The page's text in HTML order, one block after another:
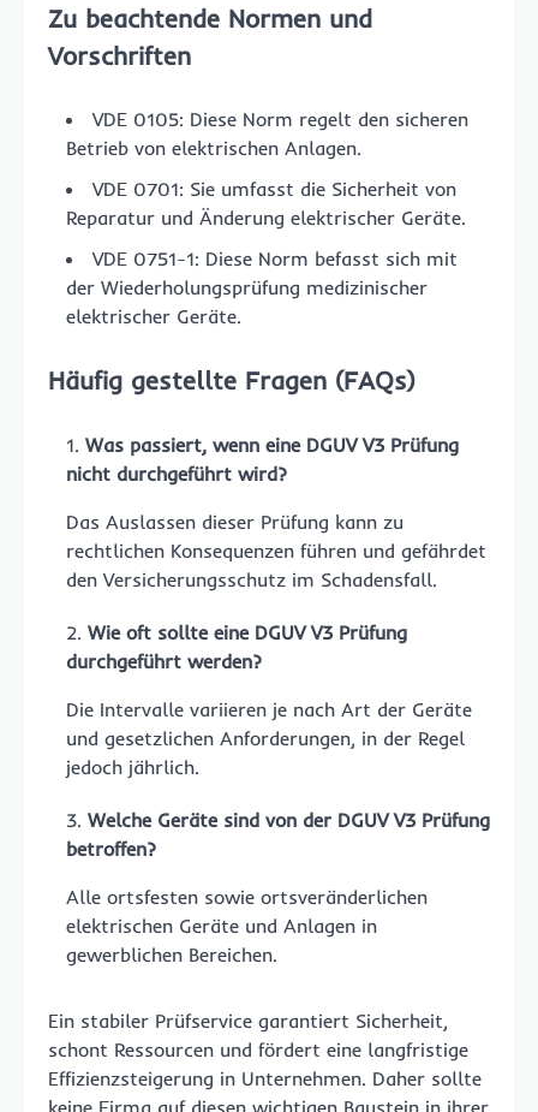
Zu beachtende Normen und
Vorschriften
VDE 0105: Diese Norm regelt den sicheren
Betrieb von elektrischen Anlagen.
VDE 0701: Sie umfasst die Sicherheit von
Reparatur und Änderung elektrischer Geräte.
VDE 0751-1: Diese Norm befasst sich mit
der Wiederholungsprüfung medizinischer
elektrischer Geräte.
Häufig gestellte Fragen (FAQs)
Was passiert, wenn eine DGUV V3 Prüfung
nicht durchgeführt wird?
Das Auslassen dieser Prüfung kann zu
rechtlichen Konsequenzen führen und gefährdet
den Versicherungsschutz im Schadensfall.
Wie oft sollte eine DGUV V3 Prüfung
durchgeführt werden?
Die Intervalle variieren je nach Art der Geräte
und gesetzlichen Anforderungen, in der Regel
jedoch jährlich.
Welche Geräte sind von der DGUV V3 Prüfung
betroffen?
Alle ortsfesten sowie ortsveränderlichen
elektrischen Geräte und Anlagen in
gewerblichen Bereichen.
Ein stabiler Prüfservice garantiert Sicherheit,
schont Ressourcen und fördert eine langfristige
Effizienzsteigerung in Unternehmen. Daher sollte
keine Firma auf diesen wichtigen Baustein in ihrer